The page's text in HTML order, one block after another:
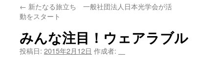
ン
へ
← 新たなる旅立ち 一般社団法人日本光学会が活
動をスタート
みんな注目！ウェアラブル
投稿日: 2015年2月12日 作成者: